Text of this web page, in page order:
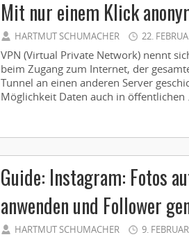
Mit nur einem Klick
HARTMUT SCHUMACHER 22.
VPN (Virtual Private Network) nennt
beim Zugang zum Internet, der
Tunnel an einen anderen Server
Möglichkeit Daten auch in öffentlichen
Guide: Instagram: Fotos
anwenden und Follower
HARTMUT SCHUMACHER 9.